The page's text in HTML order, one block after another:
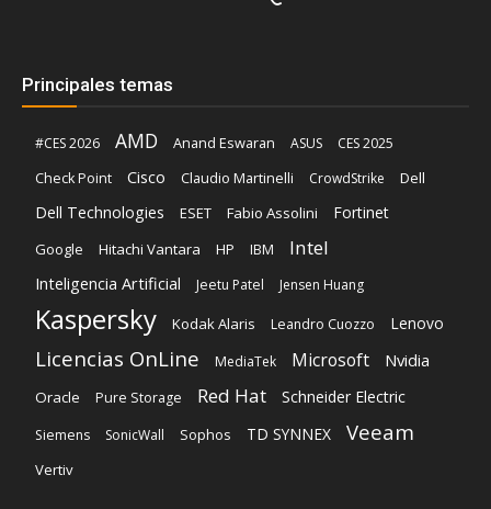
Principales temas
#CES 2026 AMD Anand Eswaran ASUS
CES 2025
Check Point
Cisco Claudio Martinelli CrowdStrike Dell
Dell Technologies ESET Fabio Assolini Fortinet
Google Hitachi Vantara HP IBM Intel
Inteligencia Artificial Jeetu Patel Jensen Huang
Kaspersky Kodak Alaris Leandro Cuozzo Lenovo
Licencias OnLine MediaTek Microsoft Nvidia
Oracle Pure Storage Red Hat Schneider Electric
Siemens SonicWall Sophos TD SYNNEX Veeam
Vertiv